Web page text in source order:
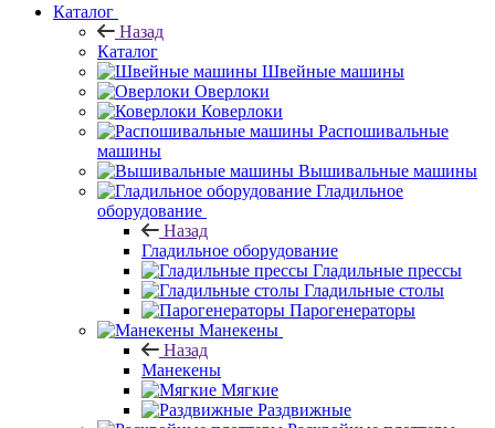
Каталог
Назад
Каталог
Швейные машины
Оверлоки
Коверлоки
Распошивальные
машины
Вышивальные машины
Гладильное
оборудование
Назад
Гладильное оборудование
Гладильные прессы
Гладильные столы
Парогенераторы
Манекены
Назад
Манекены
Мягкие
Раздвижные